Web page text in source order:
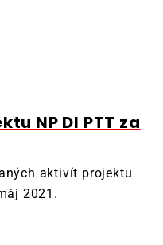
NP DI PTT za
aktivít projektu
2021.